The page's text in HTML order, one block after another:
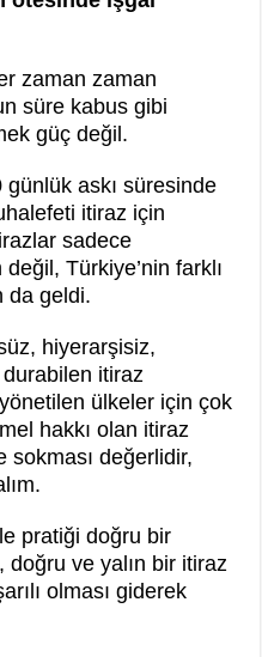
zaman zaman
süre kabus gibi
güç değil.
günlük askı süresinde
itiraz için
sadece
Türkiye’nin farklı
da geldi.
hiyerarşisiz,
itiraz
ülkeler için çok
hakkı olan itiraz
sokması değerlidir,
pratiği doğru bir
ve yalın bir itiraz
olması giderek